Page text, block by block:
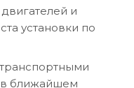
и
установки по
ближайшем